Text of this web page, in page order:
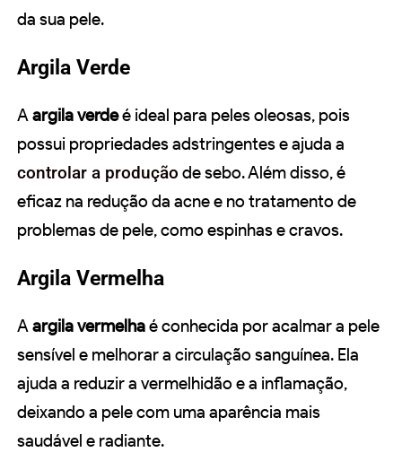
da sua pele.
Argila Verde
Aargila verdeé ideal para peles oleosas, pois
possui propriedades adstringentes e ajuda a
controlar a produção de sebo. Além disso, é
eficaz na redução da acne e no tratamento de
problemas de pele, como espinhas e cravos.
Argila Vermelha
Aargila vermelhaé conhecida por acalmar a pele
sensível e melhorar a circulação sanguínea. Ela
ajuda a reduzir a vermelhidão e a inflamação,
deixando a pele com uma aparência mais
saudável e radiante.